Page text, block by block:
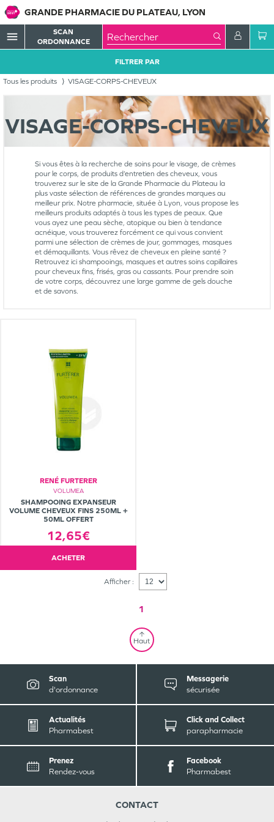
GRANDE PHARMACIE DU PLATEAU, LYON
menu
SCAN
ORDONNANCE
Tous les produits VISAGE-CORPS-CHEVEUX
FILTRER PAR
VISAGE-CORPS-CHEVEUX
Si vous êtes à la recherche de soins pour le visage, de crèmes
pour le corps, de produits d’entretien des cheveux, vous
trouverez sur le site de la Grande Pharmacie du Plateau la
plus vaste sélection de références de grandes marques au
meilleur prix. Notre pharmacie, située à Lyon, vous propose les
meilleurs produits adaptés à tous les types de peaux. Que
vous ayez une peau sèche, atopique ou bien à tendance
acnéique, vous trouverez forcément ce qui vous convient
parmi une sélection de crèmes de jour, gommages, masques
et démaquillants. Vous rêvez de cheveux en pleine santé ?
Retrouvez ici shampooings, masques et autres soins capillaires
pour cheveux fins, frisés, gras ou cassants. Pour prendre soin
de votre corps, découvrez une large gamme de gels douche
et de savons.
RENÉ FURTERER
VOLUMEA
SHAMPOOING EXPANSEUR
VOLUME CHEVEUX FINS 250ML +
50ML OFFERT
12,65€
ACHETER
Afficher :
1
Haut
Scan
d'ordonnance
Messagerie
sécurisée
Actualités
Pharmabest
Click and Collect
parapharmacie
Prenez
Rendez-vous
Facebook
Pharmabest
CONTACT